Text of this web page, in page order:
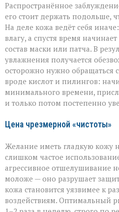
Распространённое
его стоит держать подольше,
На деле кожа ведёт себя
влагу, а спустя время
состав маски или патча. В
увлажнения получается
осторожно нужно обращаться
вроде кислот и пилингов:
минимального времени,
и только потом постепенно
Цена чрезмерной «чистоты»
Желание иметь гладкую кожу
слишком частое
агрессивное отшелушивание
моложе — оно разрушает
кожа становится уязвимее к
воздействиям. Оптимальный